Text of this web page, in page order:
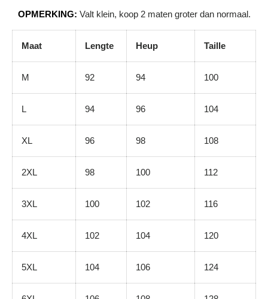
OPMERKING: Valt klein, koop 2 maten groter dan normaal.
Maat Lengte Heup Taille
M 92 94 100
L 94 96 104
XL 96 98 108
2XL 98 100 112
3XL 100 102 116
4XL 102 104 120
5XL 104 106 124